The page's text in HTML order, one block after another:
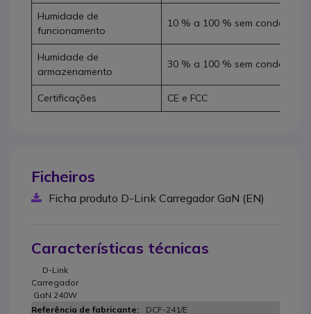
Humidade de
funcionamento
10 % a 100 % sem
Humidade de
armazenamento
30 % a 100 % sem
Certificações CE e FCC
Ficheiros
Ficha produto D-Link Carregador GaN (EN)
Características técnicas
D-Link
Carregador
GaN 240W
DCF-241/E